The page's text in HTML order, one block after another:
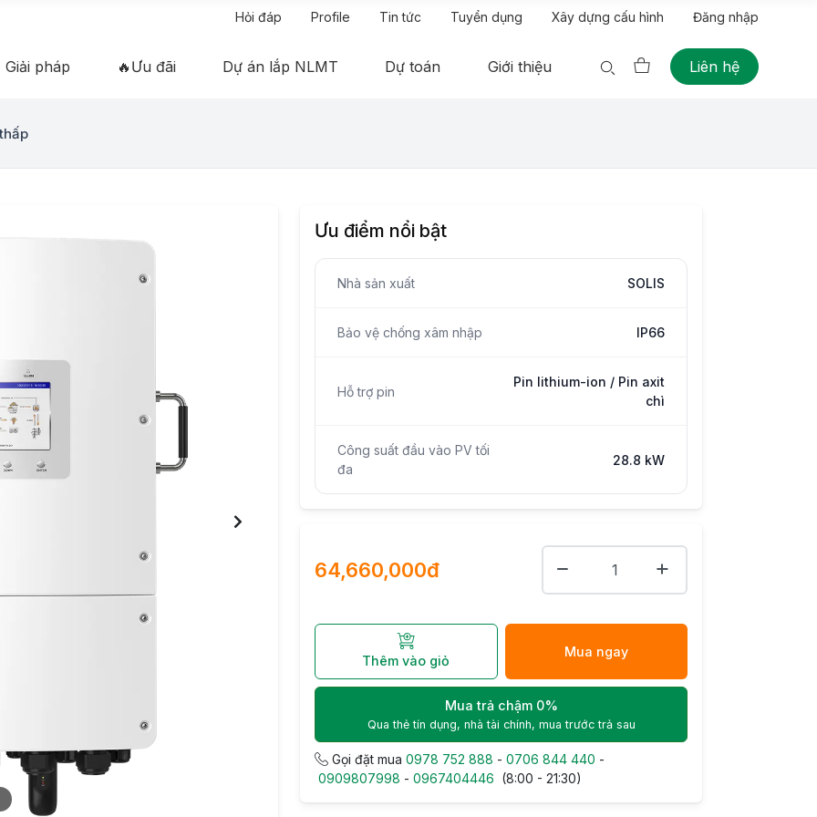
Hỏi đáp Profile Tin tức Tuyển dụng Xây dựng cấu hình Đăng nhập
Giải pháp 🔥Ưu đãi Dự án lắp NLMT Dự toán Giới thiệu Liên hệ
Ưu điểm nổi bật
Nhà sản xuất SOLIS
Bảo vệ chống xâm nhập IP66
Hỗ trợ pin
Pin lithium-ion / Pin axit
chì
Công suất đầu vào PV tối
đa
28.8 kW
64,660,000đ
Thêm vào giỏ
Mua ngay
Mua trả chậm 0%
Qua thẻ tín dụng, nhà tài chính, mua trước trả sau
Gọi đặt mua 0978 752 888 - 0706 844 440 -
0909807998 - 0967404446 (8:00 - 21:30)